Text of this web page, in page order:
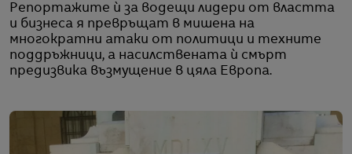
Репортажите ѝ за водещи лидери от властта
и бизнеса я превръщат в мишена на
многократни атаки от политици и техните
поддръжници, а насилствената ѝ смърт
предизвика възмущение в цяла Европа.